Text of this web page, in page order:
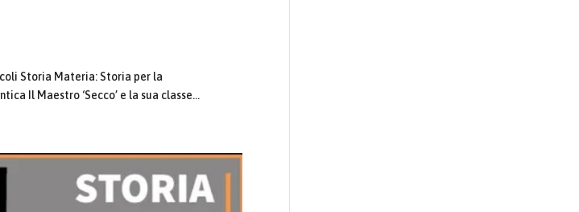
Storia Materia: Storia per la
Il Maestro ‘Secco’ e la sua classe...